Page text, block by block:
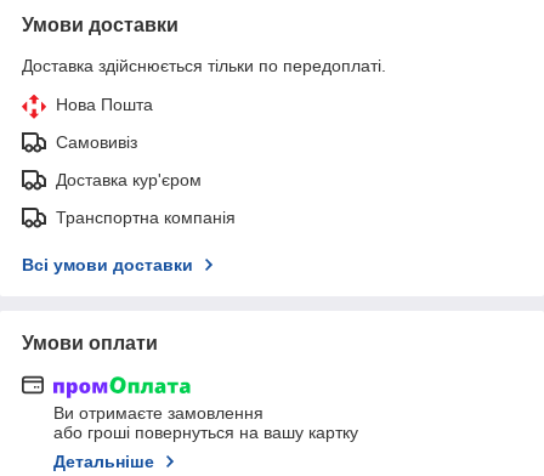
Умови доставки
Доставка здійснюється тільки по передоплаті.
Нова Пошта
Самовивіз
Доставка кур'єром
Транспортна компанія
Всі умови доставки
Умови оплати
Ви отримаєте замовлення
або гроші повернуться на вашу картку
Детальніше